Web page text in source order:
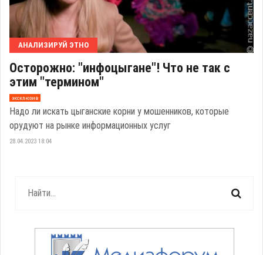
АНАЛИЗИРУЙ ЭТНО
Осторожно: "инфоцыгане"! Что не так с
этим "термином"
эксклюзив
Надо ли искать цыганские корни у мошенников, которые
орудуют на рынке информационных услуг
28.04.2023 18:04